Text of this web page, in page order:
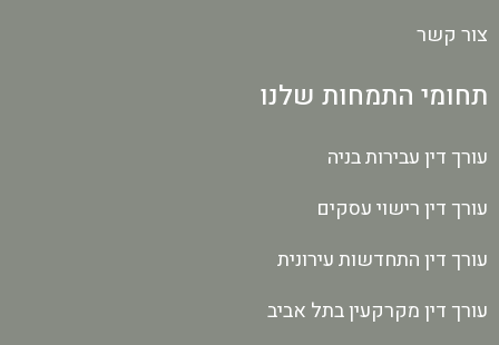
צור קשר
תחומי התמחות שלנו
עורך דין עבירות בניה
עורך דין רישוי עסקים
עורך דין התחדשות עירונית
עורך דין מקרקעין בתל אביב